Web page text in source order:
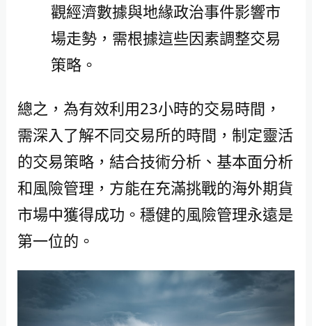
觀經濟數據與地緣政治事件影響市
場走勢，需根據這些因素調整交易
策略。
總之，為有效利用23小時的交易時間，
需深入了解不同交易所的時間，制定靈活
的交易策略，結合技術分析、基本面分析
和風險管理，方能在充滿挑戰的海外期貨
市場中獲得成功。穩健的風險管理永遠是
第一位的。